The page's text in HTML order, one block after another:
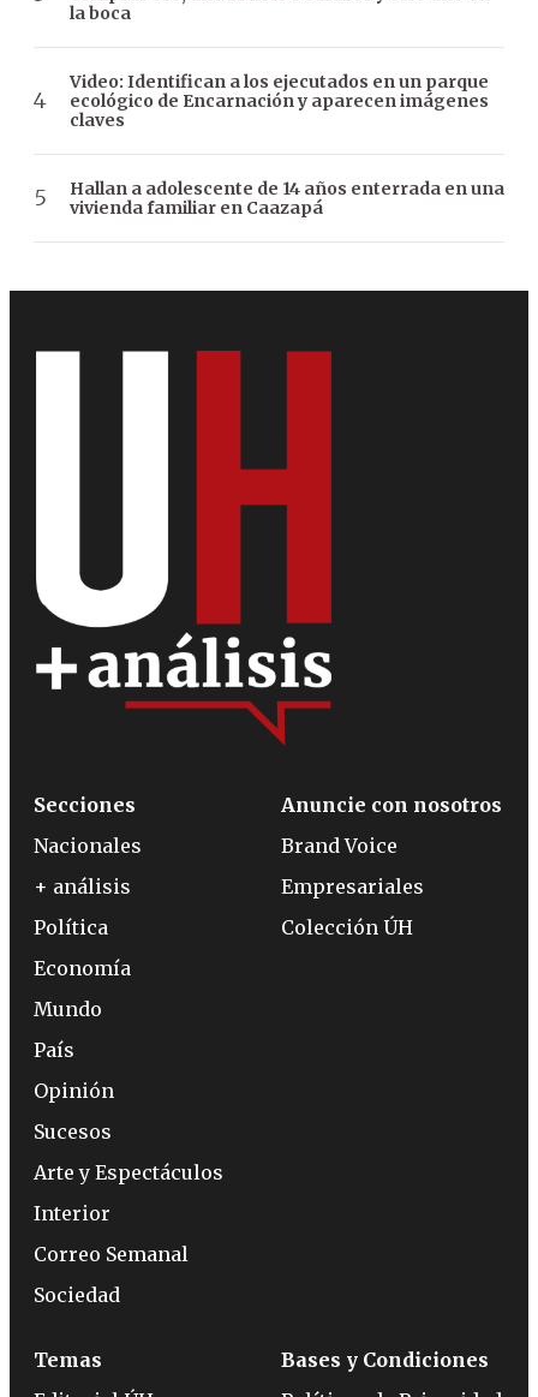
la boca
Video: Identifican a los ejecutados en un parque
ecológico de Encarnación y aparecen imágenes
claves
Hallan a adolescente de 14 años enterrada en una
vivienda familiar en Caazapá
Secciones
Nacionales
+ análisis
Política
Economía
Mundo
País
Opinión
Sucesos
Arte y Espectáculos
Interior
Correo Semanal
Sociedad
Anuncie con nosotros
Brand Voice
Empresariales
Colección ÚH
Temas
Bases y Condiciones